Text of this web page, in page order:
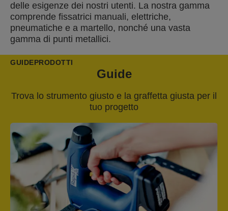
delle esigenze dei nostri utenti. La nostra gamma
comprende fissatrici manuali, elettriche,
pneumatiche e a martello, nonché una vasta
gamma di punti metallici.
GUIDEPRODOTTI
Guide
Trova lo strumento giusto e la graffetta giusta per il
tuo progetto